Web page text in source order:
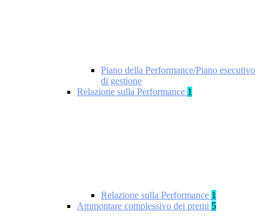
Piano della Performance/Piano esecutivo
di gestione
Relazione sulla Performance 1
Relazione sulla Performance 1
Ammontare complessivo dei premi 5